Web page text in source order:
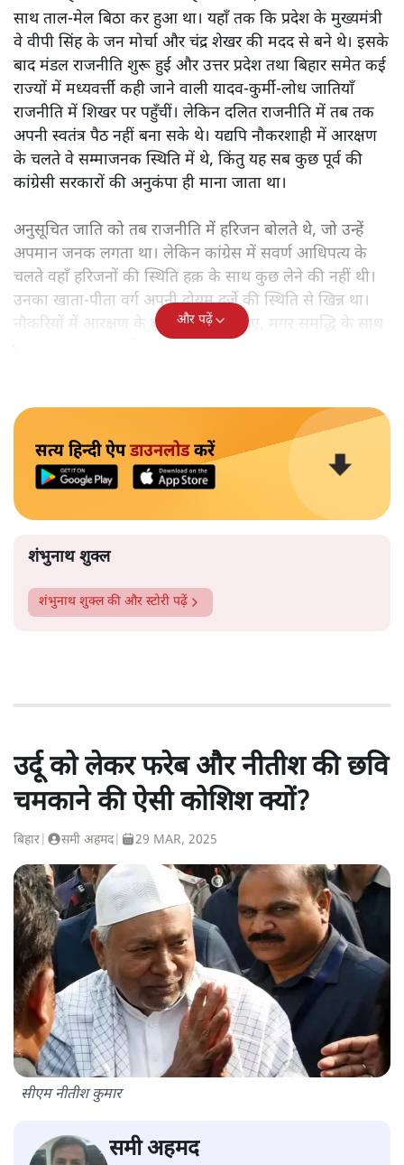
साथ ताल-मेल बिठा कर हुआ था। यहाँ तक कि प्रदेश के मुख्यमंत्री
वे वीपी सिंह के जन मोर्चा और चंद्र शेखर की मदद से बने थे। इसके
बाद मंडल राजनीति शुरू हुई और उत्तर प्रदेश तथा बिहार समेत कई
राज्यों में मध्यवर्त्ती कही जाने वाली यादव-कुर्मी-लोध जातियाँ
राजनीति में शिखर पर पहुँचीं। लेकिन दलित राजनीति में तब तक
अपनी स्वतंत्र पैठ नहीं बना सके थे। यद्यपि नौकरशाही में आरक्षण
के चलते वे सम्माजनक स्थिति में थे, किंतु यह सब कुछ पूर्व की
कांग्रेसी सरकारों की अनुकंपा ही माना जाता था।
अनुसूचित जाति को तब राजनीति में हरिजन बोलते थे, जो उन्हें
अपमान जनक लगता था। लेकिन कांग्रेस में सवर्ण आधिपत्य के
चलते वहाँ हरिजनों की स्थिति हक़ के साथ कुछ लेने की नहीं थी।
उनका खाता-पीता वर्ग अपनी दोयम दर्जे की स्थिति से खिन्न था।
नौकरियों में आरक्षण के बूते वे समृद्ध तो हुए, मगर समृद्धि के साथ
जो आत्म-सम्मान चाहिए था, वह नहीं मिल रहा था।
और पढ़ें
सत्य हिन्दी ऐपडाउनलोडकरें
शंभुनाथ शुक्ल
शंभुनाथ शुक्लकी और स्टोरी पढ़ें
उर्दू को लेकर फरेब और नीतीश की छवि
चमकाने की ऐसी कोशिश क्यों?
बिहार समी अहमद| 29 MAR, 2025
सीएम नीतीश कुमार
समी अहमद